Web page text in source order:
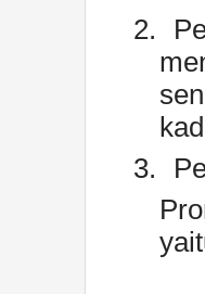
2.
3.